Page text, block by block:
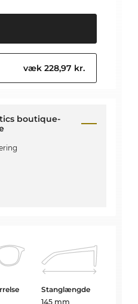
væk 228,97 kr.
boutique-
Stanglængde
145 mm